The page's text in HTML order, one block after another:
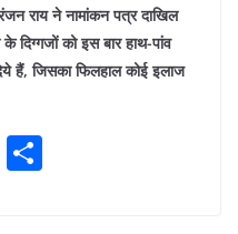
राय ने नामांकन पत्र दाखिल
को इस बार हाथ-पांव
हैं, जिसका फिलहाल कोई इलाज
E